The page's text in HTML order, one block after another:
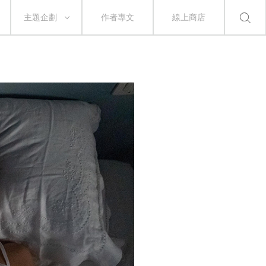
主題企劃 作者專文 線上商店